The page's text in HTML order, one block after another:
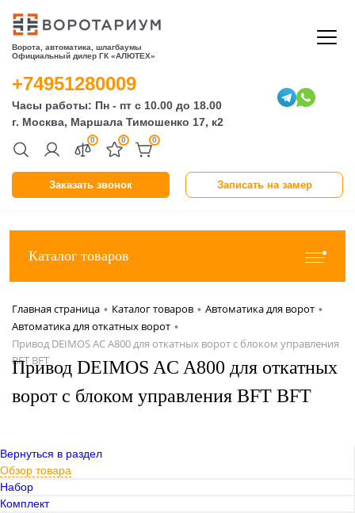
Ворота, автоматика, шлагбаумы
Официальный дилер ГК «АЛЮТЕХ»
Заказать звонок Записать на замер
0 0 0
+74951280009
Часы работы: Пн - пт с 10.00 до 18.00
г. Москва, Маршала Тимошенко 17, к2
Каталог товаров
Главная страница • Каталог товаров • Автоматика для ворот •
Автоматика для откатных ворот •
Привод DEIMOS AC A800 для откатных ворот с блоком управления
BFT BFT
Привод DEIMOS AC A800 для откатных
ворот с блоком управления BFT BFT
Вернуться в раздел
Обзор товара
Набор
Комплект